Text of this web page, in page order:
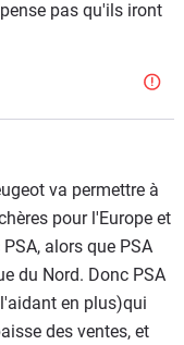
Nissa.
Renault
ça avoir 50%+1
Renault prend les
de Nissan.
pas qu'ils iront
va permettre à
pour l'Europe et
alors que PSA
du Nord. Donc PSA
en plus)qui
des ventes, et